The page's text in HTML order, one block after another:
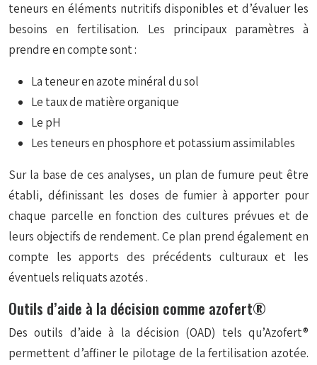
teneurs en éléments nutritifs disponibles et d’évaluer les
besoins en fertilisation. Les principaux paramètres à
prendre en compte sont :
La teneur en azote minéral du sol
Le taux de matière organique
Le pH
Les teneurs en phosphore et potassium assimilables
Sur la base de ces analyses, un plan de fumure peut être
établi, définissant les doses de fumier à apporter pour
chaque parcelle en fonction des cultures prévues et de
leurs objectifs de rendement. Ce plan prend également en
compte les apports des précédents culturaux et les
éventuels reliquats azotés.
Outils d’aide à la décision comme azofert®
Des outils d’aide à la décision (OAD) tels qu’Azofert®
permettent d’affiner le pilotage de la fertilisation azotée.